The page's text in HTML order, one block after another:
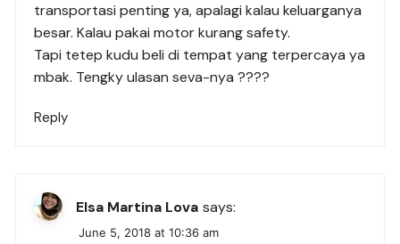
transportasi penting ya, apalagi kalau keluarganya
besar. Kalau pakai motor kurang safety.
Tapi tetep kudu beli di tempat yang terpercaya ya
mbak. Tengky ulasan seva-nya ????
Reply
Elsa Martina Lova says:
June 5, 2018 at 10:36 am